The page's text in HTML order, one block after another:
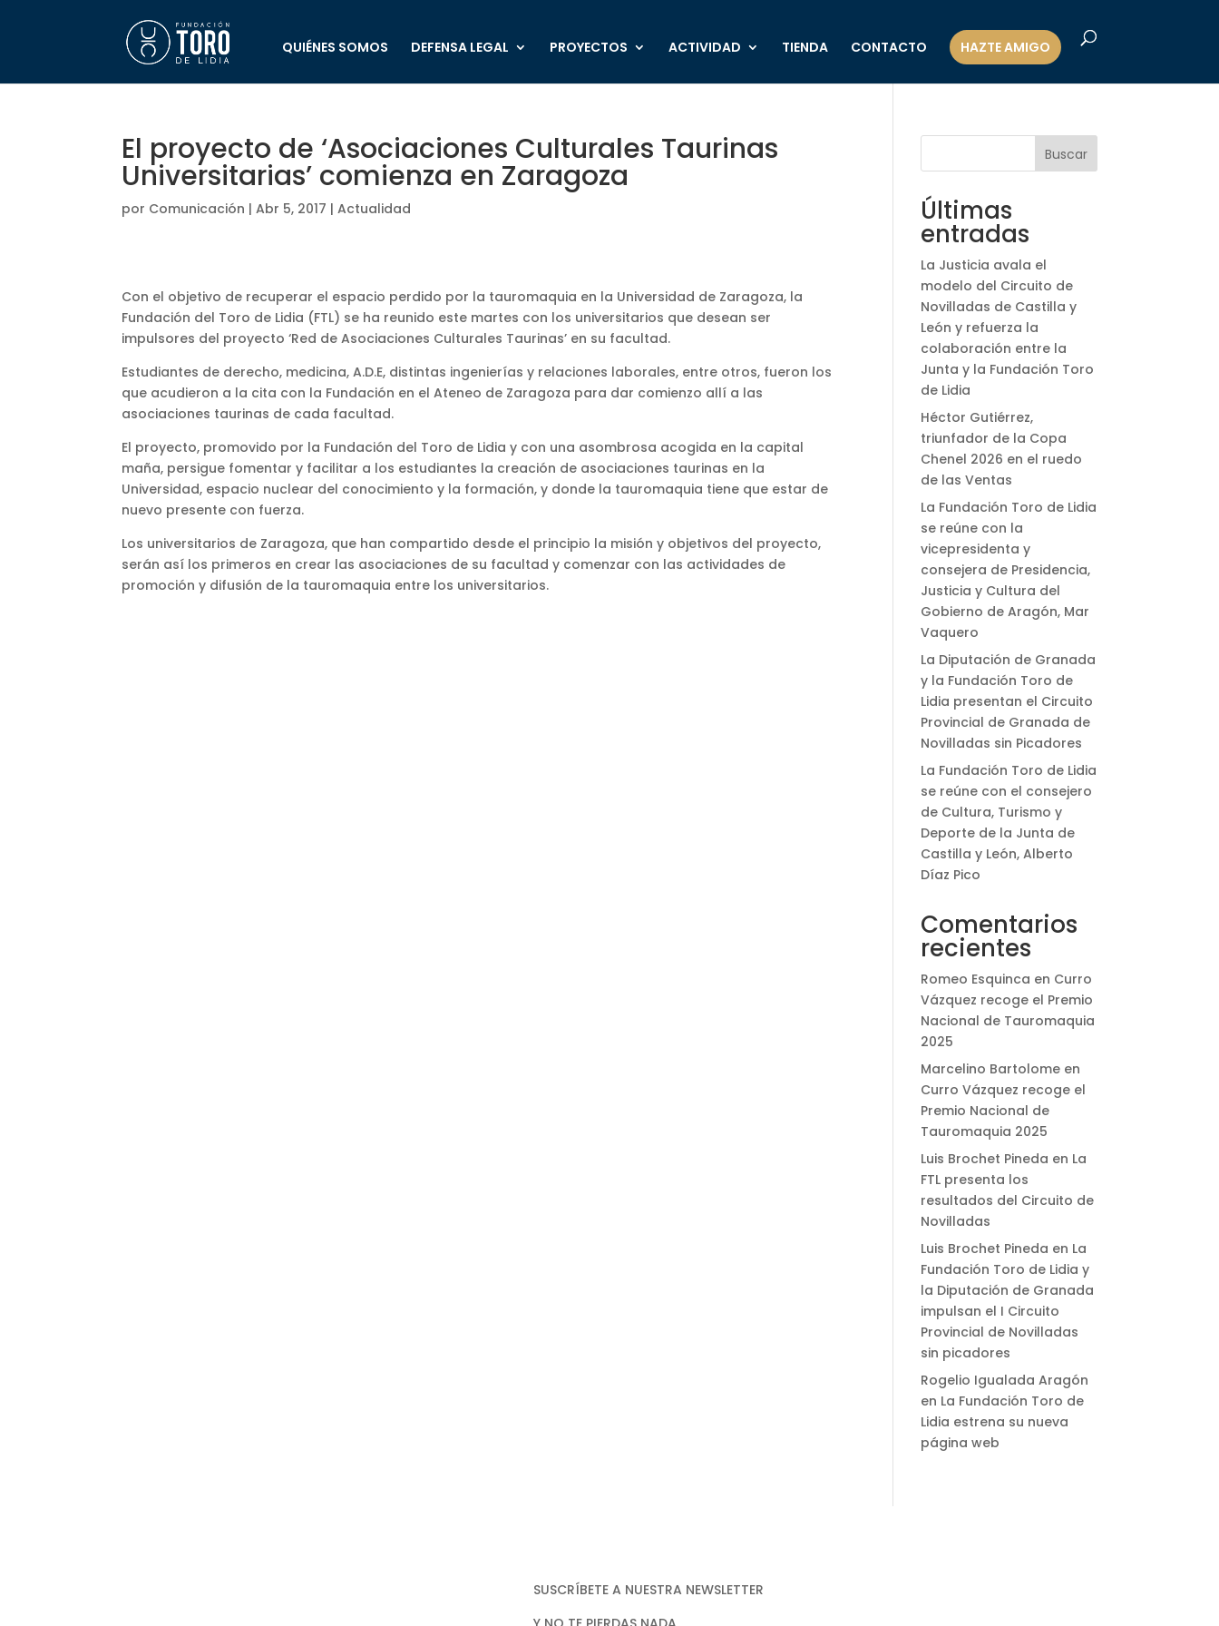
QUIÉNES SOMOS DEFENSA LEGAL PROYECTOS ACTIVIDAD TIENDA CONTACTO HAZTE AMIGO
El proyecto de ‘Asociaciones Culturales Taurinas
Universitarias’ comienza en Zaragoza
por Comunicación |Abr 5, 2017 |Actualidad
Con el objetivo de recuperar el espacio perdido por la tauromaquia en la Universidad de Zaragoza, la
Fundación del Toro de Lidia (FTL) se ha reunido este martes con los universitarios que desean ser
impulsores del proyecto ‘Red de Asociaciones Culturales Taurinas’ en su facultad.
Estudiantes de derecho, medicina, A.D.E, distintas ingenierías y relaciones laborales, entre otros, fueron los
que acudieron a la cita con la Fundación en el Ateneo de Zaragoza para dar comienzo allí a las
asociaciones taurinas de cada facultad.
El proyecto, promovido por la Fundación del Toro de Lidia y con una asombrosa acogida en la capital
maña, persigue fomentar y facilitar a los estudiantes la creación de asociaciones taurinas en la
Universidad, espacio nuclear del conocimiento y la formación, y donde la tauromaquia tiene que estar de
nuevo presente con fuerza.
Los universitarios de Zaragoza, que han compartido desde el principio la misión y objetivos del proyecto,
serán así los primeros en crear las asociaciones de su facultad y comenzar con las actividades de
promoción y difusión de la tauromaquia entre los universitarios.
Buscar
Últimas
entradas
La Justicia avala el
modelo del Circuito de
Novilladas de Castilla y
León y refuerza la
colaboración entre la
Junta y la Fundación Toro
de Lidia
Héctor Gutiérrez,
triunfador de la Copa
Chenel 2026 en el ruedo
de las Ventas
La Fundación Toro de Lidia
se reúne con la
vicepresidenta y
consejera de Presidencia,
Justicia y Cultura del
Gobierno de Aragón, Mar
Vaquero
La Diputación de Granada
y la Fundación Toro de
Lidia presentan el Circuito
Provincial de Granada de
Novilladas sin Picadores
La Fundación Toro de Lidia
se reúne con el consejero
de Cultura, Turismo y
Deporte de la Junta de
Castilla y León, Alberto
Díaz Pico
Comentarios
recientes
Romeo Esquinca en Curro
Vázquez recoge el Premio
Nacional de Tauromaquia
2025
Marcelino Bartolome en
Curro Vázquez recoge el
Premio Nacional de
Tauromaquia 2025
Luis Brochet Pineda en La
FTL presenta los
resultados del Circuito de
Novilladas
Luis Brochet Pineda en La
Fundación Toro de Lidia y
la Diputación de Granada
impulsan el I Circuito
Provincial de Novilladas
sin picadores
Rogelio Igualada Aragón
en La Fundación Toro de
Lidia estrena su nueva
página web
SUSCRÍBETE A NUESTRA NEWSLETTER